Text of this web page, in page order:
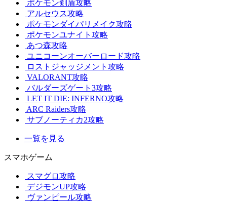
ポケモン剣盾攻略
アルセウス攻略
ポケモンダイパリメイク攻略
ポケモンユナイト攻略
あつ森攻略
ユニコーンオーバーロード攻略
ロストジャッジメント攻略
VALORANT攻略
バルダーズゲート3攻略
LET IT DIE: INFERNO攻略
ARC Raiders攻略
サブノーティカ2攻略
一覧を見る
スマホゲーム
スマグロ攻略
デジモンUP攻略
ヴァンピール攻略